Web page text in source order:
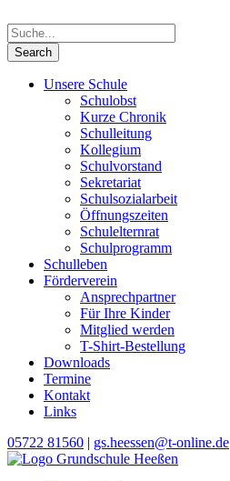
Unsere Schule
Schulobst
Kurze Chronik
Schulleitung
Kollegium
Schulvorstand
Sekretariat
Schulsozialarbeit
Öffnungszeiten
Schulelternrat
Schulprogramm
Schulleben
Förderverein
Ansprechpartner
Für Ihre Kinder
Mitglied werden
T-Shirt-Bestellung
Downloads
Termine
Kontakt
Links
05722 81560 | gs.heessen@t-online.de